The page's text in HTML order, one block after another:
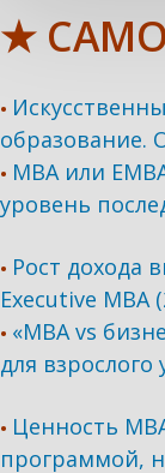
★
•
образование.
• MBA или
уровень
• Рост дохода
Executive MBA
• «MBA vs
для взрослого
• Ценность
программой,